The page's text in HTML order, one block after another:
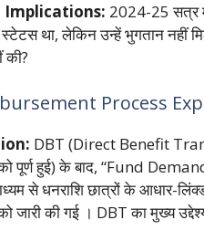
Implications: 2024-25 सत्र
था, लेकिन उन्हें भुगतान नहीं
की?
Process
DBT (Direct Benefit
पूर्ण हुई) के बाद, “Fund
से धनराशि छात्रों के आधार-
जारी की गई । DBT का मुख्य